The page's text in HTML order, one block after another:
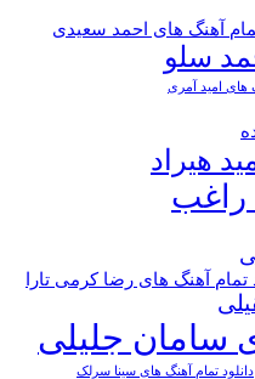
تمام آهنگ های احمد سعیدی
سلو
های امید آمری
هیراد
راغب
تمام آهنگ های رضا کرمی تارا
سامان جلیلی
دانلود تمام آهنگ های سینا سرلک